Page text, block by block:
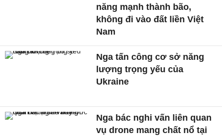
năng mạnh thành bão,
không đi vào đất liền Việt
Nam
Nga tấn công cơ sở năng
lượng trọng yếu của
Ukraine
Nga bác nghi vấn liên quan
vụ drone mang chất nổ tại